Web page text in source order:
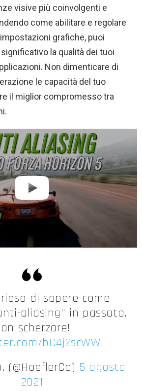
visive più coinvolgenti e
come abilitare e regolare
grafiche, puoi
la qualità dei tuoi
Non dimenticare di
le capacità del tuo
il miglior compromesso tra
di sapere come
aliasing” in passato.
scherzare!
bC4j2scWWl
(@HoeflerCo) 5 agosto
2021